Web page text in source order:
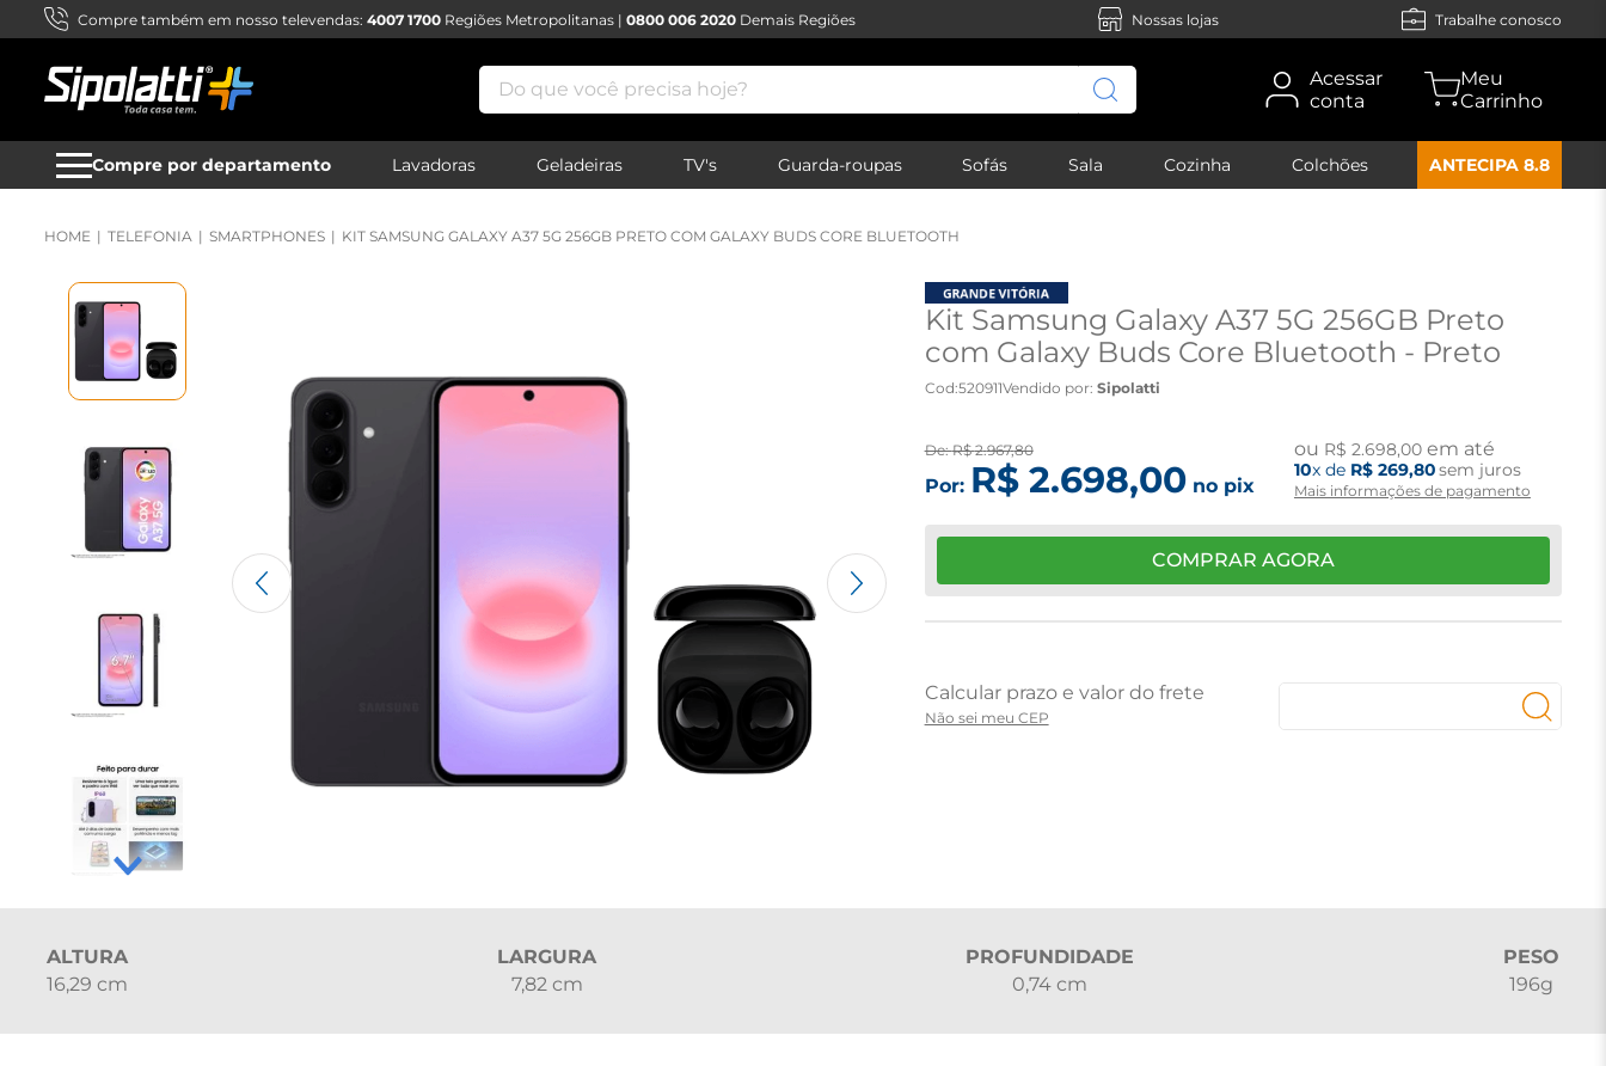
Compre também em nosso televendas: 4007 1700 Regiões Metropolitanas | 0800 006 2020 Demais Regiões Nossas lojas Trabalhe conosco
Do que você precisa hoje?
Acessar
conta
Compre por departamento Lavadoras Geladeiras TV's Guarda-roupas Sofás Sala Cozinha Colchões ANTECIPA 8.8
TELEFONIA SMARTPHONES KIT SAMSUNG GALAXY A37 5G 256GB PRETO COM GALAXY BUDS CORE BLUETOOTH
Kit Samsung Galaxy A37 5G 256GB Preto
com Galaxy Buds Core Bluetooth - Preto
Cod:520911Vendido por: Sipolatti
De:R$ 2.967,80
Por: R$ 2.698,00no pix
ou R$ 2.698,00em até
10x de R$ 269,80sem juros
Mais informações de pagamento
COMPRAR AGORA
Não sei meu CEP
ALTURA
16,29 cm
LARGURA
7,82 cm
PROFUNDIDADE
0,74 cm
PESO
196g